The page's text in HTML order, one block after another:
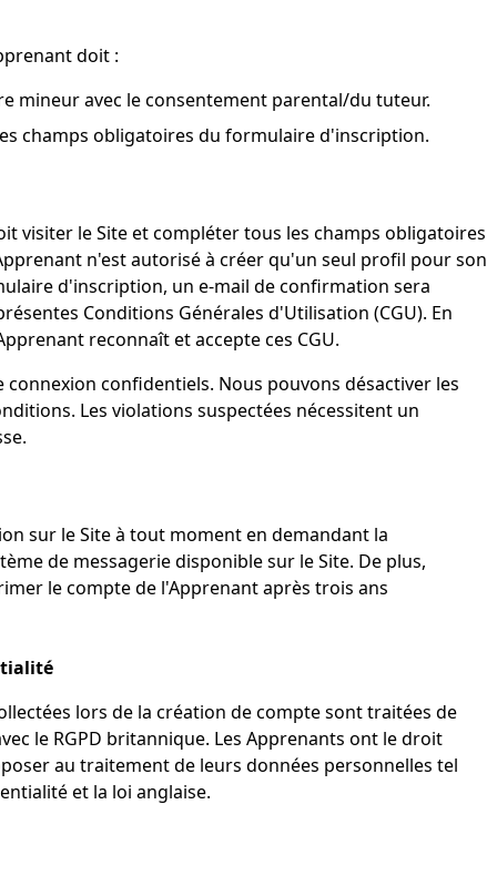
doit :
mineur avec le consentement parental/du tuteur.
champs obligatoires du formulaire d'inscription.
visiter le Site et compléter tous les champs obligatoires
n'est autorisé à créer qu'un seul profil pour son
d'inscription, un e-mail de confirmation sera
Conditions Générales d'Utilisation (CGU). En
reconnaît et accepte ces CGU.
confidentiels. Nous pouvons désactiver les
Les violations suspectées nécessitent un
sur le Site à tout moment en demandant la
de messagerie disponible sur le Site. De plus,
le compte de l'Apprenant après trois ans
lors de la création de compte sont traitées de
le RGPD britannique. Les Apprenants ont le droit
au traitement de leurs données personnelles tel
et la loi anglaise.